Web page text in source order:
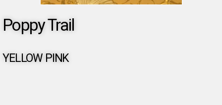
Poppy Trail
YELLOW PINK